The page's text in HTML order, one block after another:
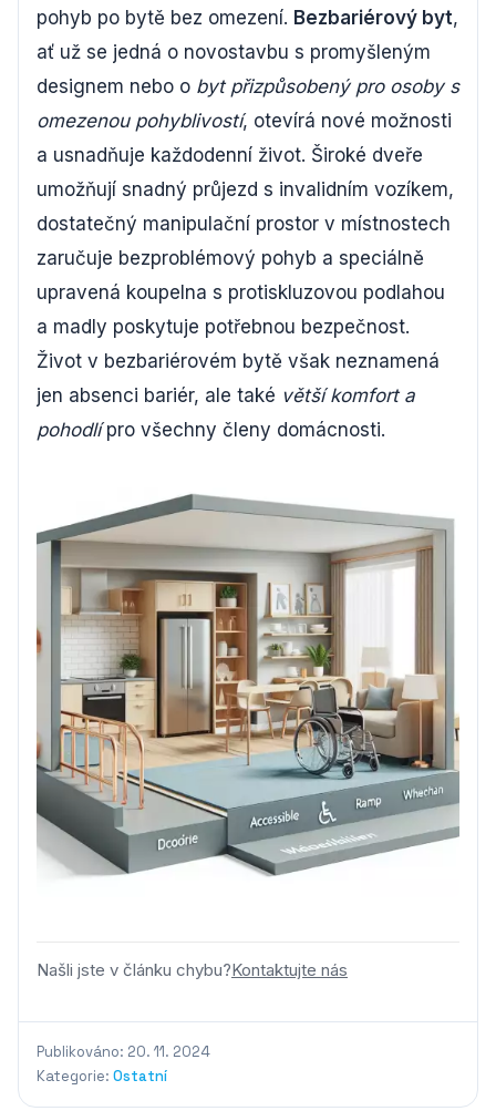
pohyb po bytě bez omezení. Bezbariérový byt,
ať už se jedná o novostavbu s promyšleným
designem nebo o byt přizpůsobený pro osoby s
omezenou pohyblivostí, otevírá nové možnosti
a usnadňuje každodenní život. Široké dveře
umožňují snadný průjezd s invalidním vozíkem,
dostatečný manipulační prostor v místnostech
zaručuje bezproblémový pohyb a speciálně
upravená koupelna s protiskluzovou podlahou
a madly poskytuje potřebnou bezpečnost.
Život v bezbariérovém bytě však neznamená
jen absenci bariér, ale také větší komfort a
pohodlípro všechny členy domácnosti.
Našli jste v článku chybu?Kontaktujte nás
Publikováno: 20. 11. 2024
Kategorie: Ostatní